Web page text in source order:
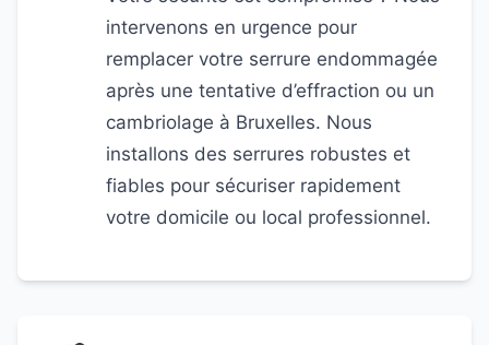
intervenons en urgence pour
remplacer votre serrure endommagée
après une tentative d’effraction ou un
cambriolage à Bruxelles. Nous
installons des serrures robustes et
fiables pour sécuriser rapidement
votre domicile ou local professionnel.